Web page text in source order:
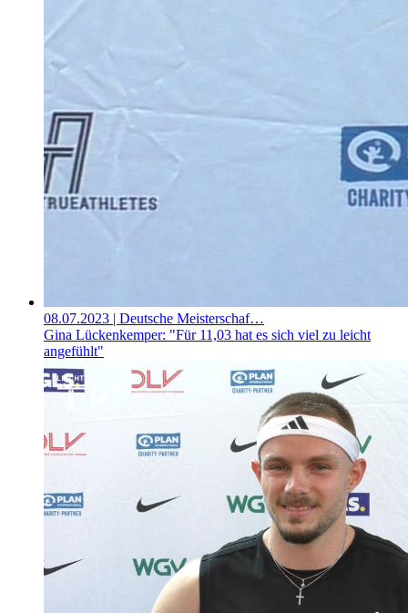
08.07.2023 | Deutsche Meisterschaf…
Gina Lückenkemper: "Für 11,03 hat es sich viel zu leicht
angefühlt"